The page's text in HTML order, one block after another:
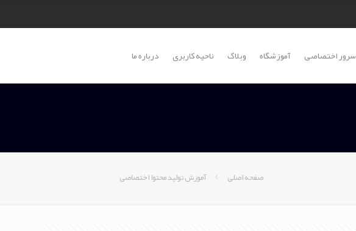
سرور اختصاصی آموزشگاه وبلاگ ناحیه کاربری درباره ما
صفحه اصلی آموزش تولید محتوا اختصاصی